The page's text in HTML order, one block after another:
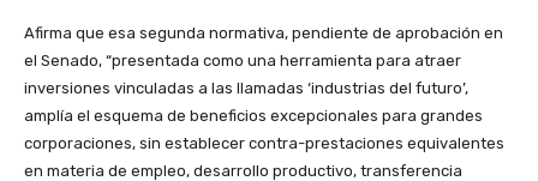
Afirma que esa segunda normativa, pendiente de aprobación en
el Senado, “presentada como una herramienta para atraer
inversiones vinculadas a las llamadas ‘industrias del futuro’,
amplía el esquema de beneficios excepcionales para grandes
corporaciones, sin establecer contra-prestaciones equivalentes
en materia de empleo, desarrollo productivo, transferencia